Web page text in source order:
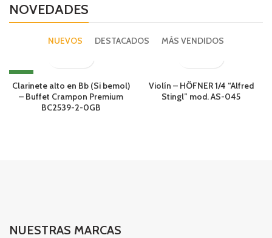
NOVEDADES
NUEVOS DESTACADOS MÁS VENDIDOS
NEW
Clarinete alto en Bb (Si bemol)
– Buffet Crampon Premium
BC2539-2-0GB
Violín – HÖFNER 1/4 “Alfred
Stingl” mod. AS-045
NUESTRAS MARCAS